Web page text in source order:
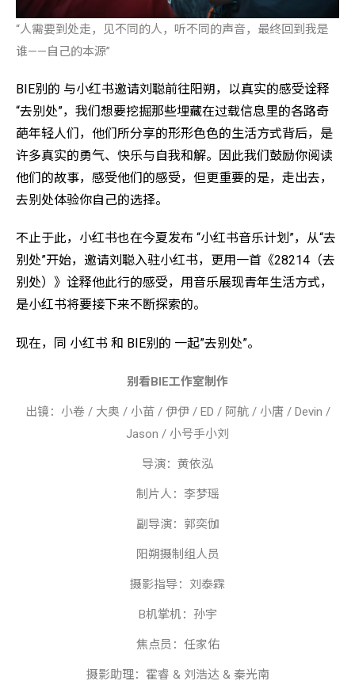
“人需要到处走，见不同的人，听不同的声音，最终回到我是
谁——自己的本源”
BIE别的 与小红书邀请刘聪前往阳朔，以真实的感受诠释
“去别处”，我们想要挖掘那些埋藏在过载信息里的各路奇
葩年轻人们，他们所分享的形形色色的生活方式背后，是
许多真实的勇气、快乐与自我和解。因此我们鼓励你阅读
他们的故事，感受他们的感受，但更重要的是，走出去，
去别处体验你自己的选择。
不止于此，小红书也在今夏发布 “小红书音乐计划”，从“去
别处”开始，邀请刘聪入驻小红书，更用一首《28214（去
别处）》诠释他此行的感受，用音乐展现青年生活方式，
是小红书将要接下来不断探索的。
现在，同 小红书 和 BIE别的 一起”去别处”。
别看BIE工作室制作
出镜：小卷 / 大奥 / 小苗 / 伊伊 / ED / 阿航 / 小唐 / Devin /
Jason / 小号手小刘
导演：黄依泓
制片人：李梦瑶
副导演：郭奕伽
阳朔摄制组人员
摄影指导：刘泰霖
B机掌机：孙宇
焦点员：任家佑
摄影助理：霍睿 & 刘浩达& 秦光南